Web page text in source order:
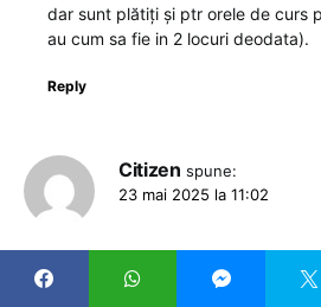
dar sunt plătiți și ptr orele de curs
au cum sa fie in 2 locuri deodata).
Reply
Citizen spune:
23 mai 2025 la 11:02
Doar ca se vor înghesui toate in